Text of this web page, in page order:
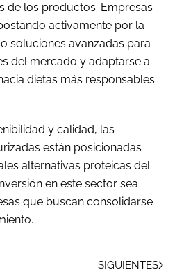
de los productos. Empresas
activamente por la
soluciones avanzadas para
del mercado y adaptarse a
dietas más responsables
y calidad, las
están posicionadas
alternativas proteicas del
en este sector sea
que buscan consolidarse
SIGUIENTES